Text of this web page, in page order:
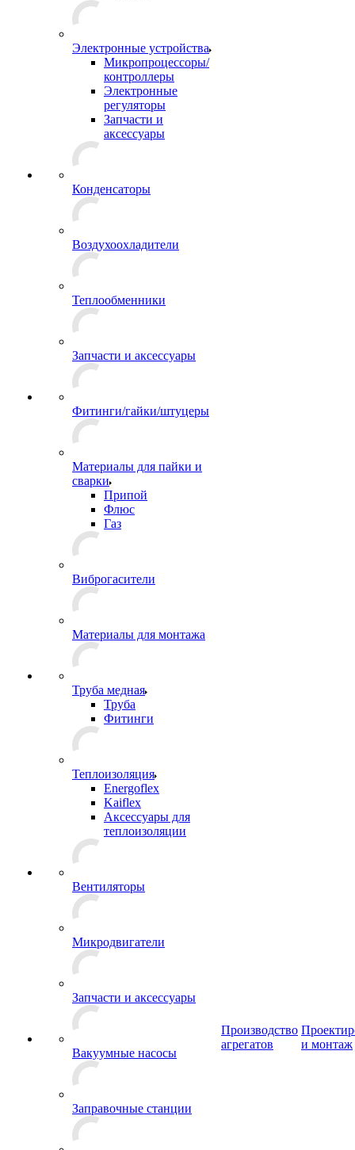
Электронные устройства
Микропроцессоры/
контроллеры
Электронные
регуляторы
Запчасти и
аксессуары
Конденсаторы
Воздухоохладители
Теплообменники
Запчасти и аксессуары
Фитинги/гайки/штуцеры
Материалы для пайки и
сварки
Припой
Флюс
Газ
Виброгасители
Материалы для монтажа
Труба медная
Труба
Фитинги
Теплоизоляция
Energoflex
Kaiflex
Аксессуары для
теплоизоляции
Вентиляторы
Микродвигатели
Запчасти и аксессуары
Вакуумные насосы
Заправочные станции
Производство
агрегатов
и монтаж